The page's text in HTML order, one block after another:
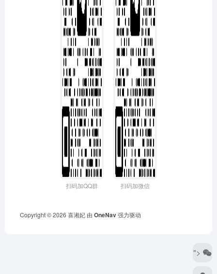
扫码加QQ群 扫码加微信
Copyright © 2026 喜湘妃 由 OneNav强力驱动
">